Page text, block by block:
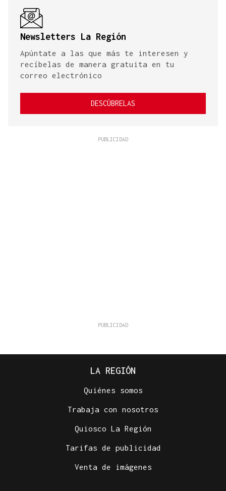
Newsletters La Región
Apúntate a las que más te interesen y
recíbelas de manera gratuita en tu
correo electrónico
DESCÚBRELAS
LA REGIÓN
Quiénes somos
Trabaja con nosotros
Quiosco La Región
Tarifas de publicidad
Venta de imágenes